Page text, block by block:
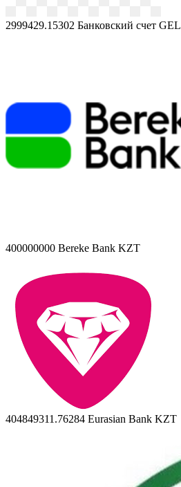
2999429.15302 Банковский счет GEL
400000000 Bereke Bank KZT
404849311.76284 Eurasian Bank KZT